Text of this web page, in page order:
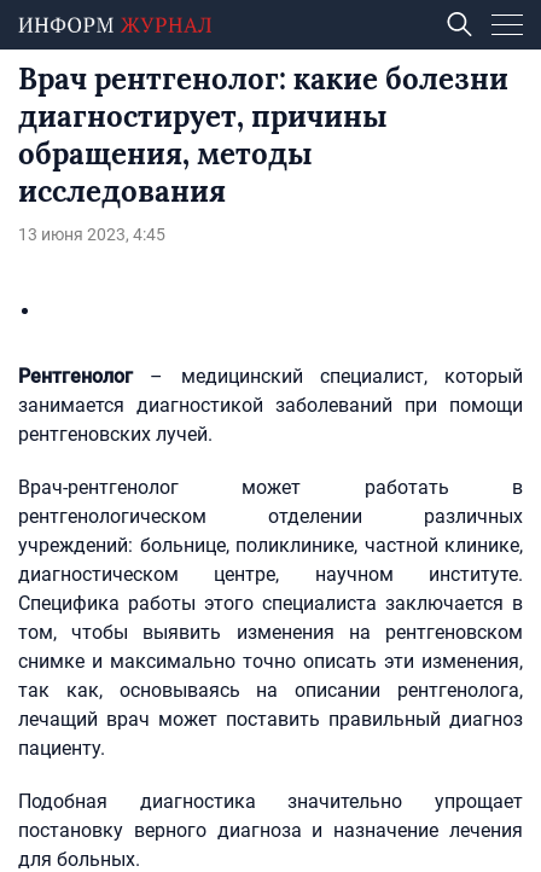
Врач рентгенолог: какие болезни
диагностирует, причины
обращения, методы
исследования
13 июня 2023, 4:45
Рентгенолог– медицинский специалист, который
занимается диагностикой заболеваний при помощи
рентгеновских лучей.
Врач-рентгенолог может работать в
рентгенологическом отделении различных
учреждений: больнице, поликлинике, частной клинике,
диагностическом центре, научном институте.
Специфика работы этого специалиста заключается в
том, чтобы выявить изменения на рентгеновском
снимке и максимально точно описать эти изменения,
так как, основываясь на описании рентгенолога,
лечащий врач может поставить правильный диагноз
пациенту.
Подобная диагностика значительно упрощает
постановку верного диагноза и назначение лечения
для больных.